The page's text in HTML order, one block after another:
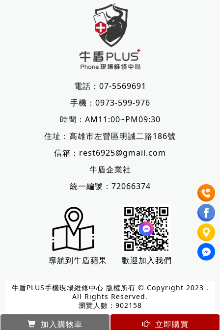
加入購物車 立即購買
電話： 07-5569691
手機： 0973-599-976
時間：AM11:00~PM09:30
住址： 高雄市左營區明誠二路186號
信箱： rest6925@gmail.com
牛盾企業社
統一編號：72066374
導航到牛盾蘋果 歡迎加入我們
牛盾PLUS手機現場維修中心 版權所有 © Copyright 2023 .
All Rights Reserved.
瀏覽人數：902158